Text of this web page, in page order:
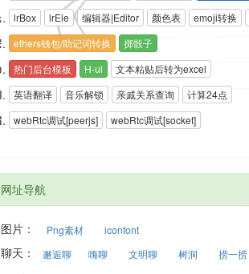
lrBox
lrEle 编辑器|Editor 颜色表 emoji转换
ethers钱包/助记词转换
掷骰子
热门后台模板
H-ui
文本粘贴后转为excel
英语翻译
音乐解锁 亲戚关系查询
计算24点
webRtc调试[peerjs]
webRtc调试[socket]
网址导航
图片： Png素材 iconfont
聊天： 邂逅聊 嗨聊 文明聊 树洞 捞一捞